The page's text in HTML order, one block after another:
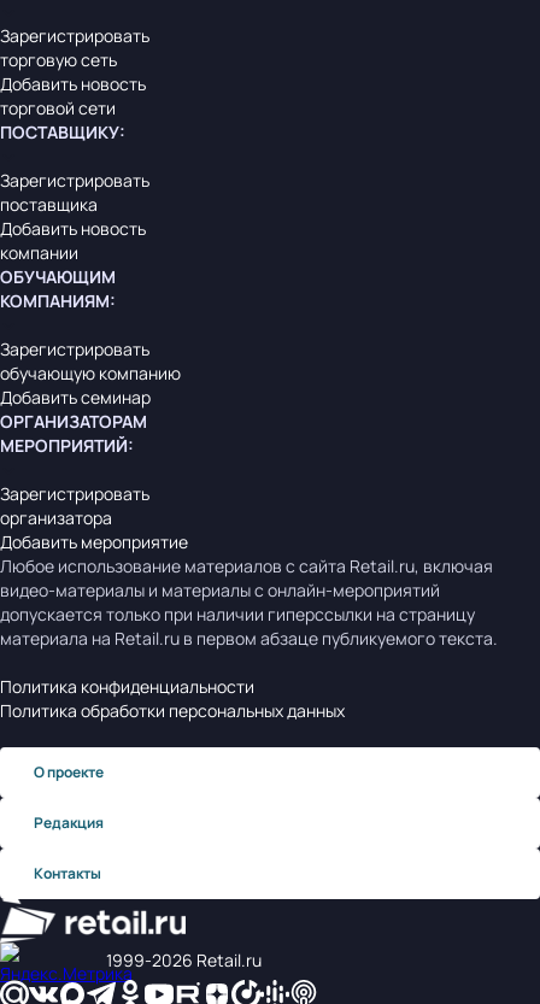
Зарегистрировать
торговую сеть
Добавить новость
торговой сети
ПОСТАВЩИКУ:
Зарегистрировать
поставщика
Добавить новость
компании
ОБУЧАЮЩИМ
КОМПАНИЯМ:
Зарегистрировать
обучающую компанию
Добавить семинар
ОРГАНИЗАТОРАМ
МЕРОПРИЯТИЙ:
Зарегистрировать
организатора
Добавить мероприятие
Любое использование материалов с сайта Retail.ru, включая
видео-материалы и материалы с онлайн-мероприятий
допускается только при наличии гиперссылки на страницу
материала на Retail.ru в первом абзаце публикуемого текста.
Политика конфиденциальности
Политика обработки персональных данных
О проекте
Редакция
Контакты
1999‑2026 Retail.ru